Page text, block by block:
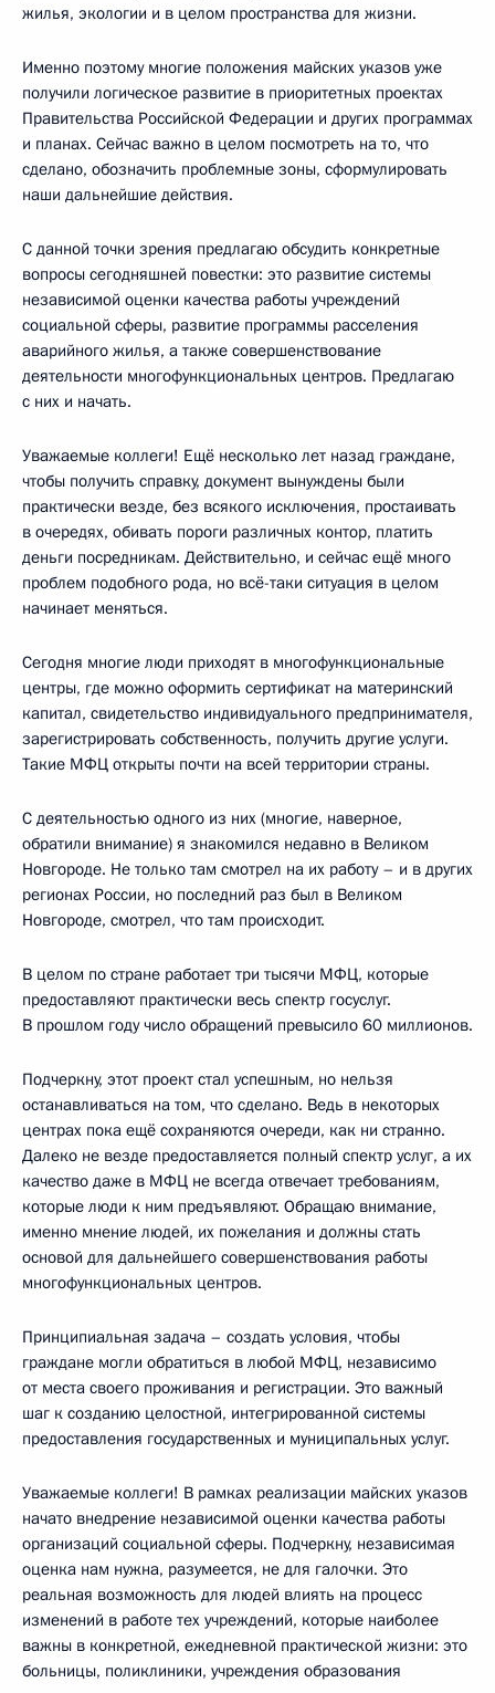
жилья, экологии и в целом пространства для жизни.
Именно поэтому многие положения майских указов уже
получили логическое развитие в приоритетных проектах
Правительства Российской Федерации и других программах
и планах. Сейчас важно в целом посмотреть на то, что
сделано, обозначить проблемные зоны, сформулировать
наши дальнейшие действия.
С данной точки зрения предлагаю обсудить конкретные
вопросы сегодняшней повестки: это развитие системы
независимой оценки качества работы учреждений
социальной сферы, развитие программы расселения
аварийного жилья, а также совершенствование
деятельности многофункциональных центров. Предлагаю
с них и начать.
Уважаемые коллеги! Ещё несколько лет назад граждане,
чтобы получить справку, документ вынуждены были
практически везде, без всякого исключения, простаивать
в очередях, обивать пороги различных контор, платить
деньги посредникам. Действительно, и сейчас ещё много
проблем подобного рода, но всё-таки ситуация в целом
начинает меняться.
Сегодня многие люди приходят в многофункциональные
центры, где можно оформить сертификат на материнский
капитал, свидетельство индивидуального предпринимателя,
зарегистрировать собственность, получить другие услуги.
Такие МФЦ открыты почти на всей территории страны.
С деятельностью одного из них (многие, наверное,
обратили внимание) я знакомился недавно в Великом
Новгороде. Не только там смотрел на их работу – и в других
регионах России, но последний раз был в Великом
Новгороде, смотрел, что там происходит.
В целом по стране работает три тысячи МФЦ, которые
предоставляют практически весь спектр госуслуг.
В прошлом году число обращений превысило 60 миллионов.
Подчеркну, этот проект стал успешным, но нельзя
останавливаться на том, что сделано. Ведь в некоторых
центрах пока ещё сохраняются очереди, как ни странно.
Далеко не везде предоставляется полный спектр услуг, а их
качество даже в МФЦ не всегда отвечает требованиям,
которые люди к ним предъявляют. Обращаю внимание,
именно мнение людей, их пожелания и должны стать
основой для дальнейшего совершенствования работы
многофункциональных центров.
Принципиальная задача – создать условия, чтобы
граждане могли обратиться в любой МФЦ, независимо
от места своего проживания и регистрации. Это важный
шаг к созданию целостной, интегрированной системы
предоставления государственных и муниципальных услуг.
Уважаемые коллеги! В рамках реализации майских указов
начато внедрение независимой оценки качества работы
организаций социальной сферы. Подчеркну, независимая
оценка нам нужна, разумеется, не для галочки. Это
реальная возможность для людей влиять на процесс
изменений в работе тех учреждений, которые наиболее
важны в конкретной, ежедневной практической жизни: это
больницы, поликлиники, учреждения образования